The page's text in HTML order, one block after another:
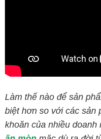
Làm thế nào để sản
biệt hơn so với các sản
khoăn của nhiều doanh